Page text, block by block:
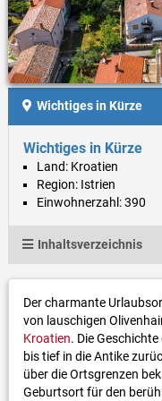
Wichtiges in Kürze
Wichtiges in Kürze
Land: Kroatien
Region: Istrien
Einwohnerzahl: 390
Inhaltsverzeichnis
Der charmante
von lauschigen
Kroatien. Die
bis tief in die Antike
über die Ortsgrenzen
Geburtsort für den